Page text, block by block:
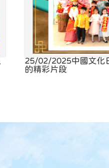
25/02/2025中國文化
的精彩片段